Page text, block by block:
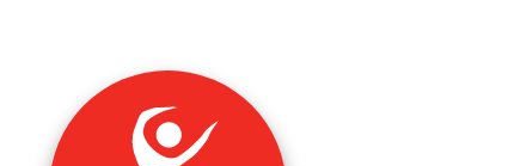
Saltar para o conteúdo principal